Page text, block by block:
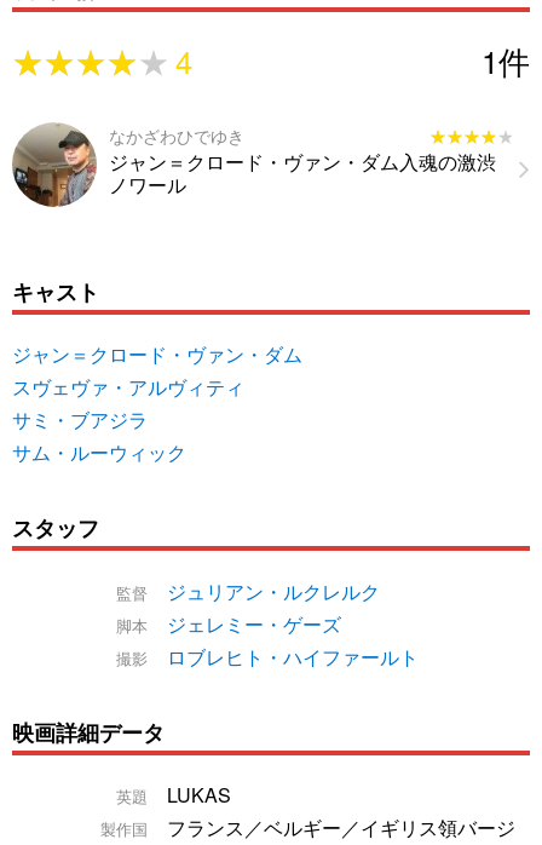
★★★★★
★★★★★4 1件
なかざわひでゆき ★★★★★
★★★★★
ジャン＝クロード・ヴァン・ダム入魂の激渋
ノワール
キャスト
ジャン＝クロード・ヴァン・ダム
スヴェヴァ・アルヴィティ
サミ・ブアジラ
サム・ルーウィック
スタッフ
監督 ジュリアン・ルクレルク
脚本 ジェレミー・ゲーズ
撮影 ロブレヒト・ハイファールト
映画詳細データ
英題 LUKAS
製作国
フランス／ベルギー／イギリス領バージ